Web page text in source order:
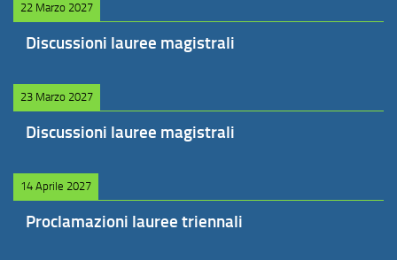
22 Marzo 2027
Discussioni lauree magistrali
23 Marzo 2027
Discussioni lauree magistrali
14 Aprile 2027
Proclamazioni lauree triennali